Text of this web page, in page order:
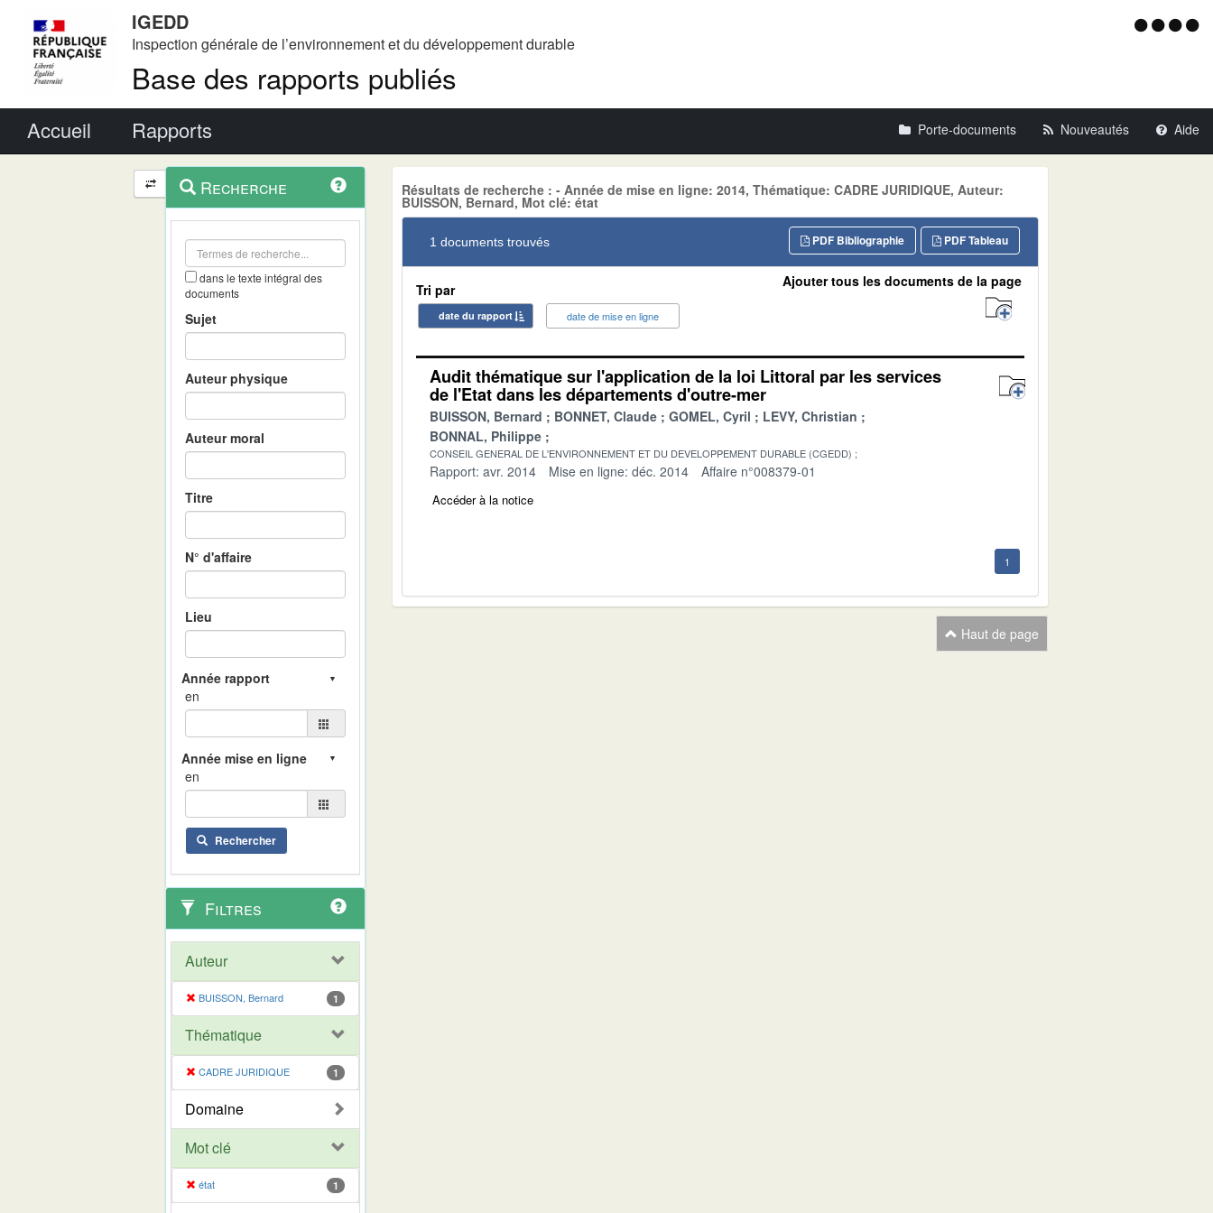
IGEDD
Inspection générale de l’environnement et du développement durable
Base des rapports publiés
Menu
Accueil Rapports Porte-documents Nouveautés Aide
Navigation
et
outils
contextuel
Recherche
dans le texte intégral des
documents
Sujet
Auteur physique
Auteur moral
Titre
N° d'affaire
Lieu
en
en
Rechercher
Filtres
Auteur
BUISSON, Bernard 1
Thématique
CADRE JURIDIQUE 1
Domaine
Mot clé
état 1
Résultats de recherche : - Année de mise en ligne: 2014, Thématique: CADRE JURIDIQUE, Auteur:
BUISSON, Bernard, Mot clé: état
1 documents trouvés PDF Tableau
PDF Bibliographie
Tri par
date du rapport date de mise en ligne
Ajouter tous les documents de la page
Audit thématique sur l'application de la loi Littoral par les services
de l'Etat dans les départements d'outre-mer
BUISSON, Bernard BONNET, Claude GOMEL, Cyril
LEVY, Christian
BONNAL, Philippe
CONSEIL GENERAL DE L'ENVIRONNEMENT ET DU DEVELOPPEMENT DURABLE (CGEDD)
Rapport: avr. 2014 Mise en ligne: déc. 2014 Affaire n°008379-01
Accéder à la notice
1
Haut de page